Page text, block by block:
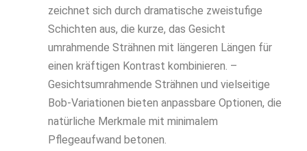
zeichnet sich durch dramatische zweistufige
Schichten aus, die kurze, das Gesicht
umrahmende Strähnen mit längeren Längen für
einen kräftigen Kontrast kombinieren. –
Gesichtsumrahmende Strähnen und vielseitige
Bob-Variationen bieten anpassbare Optionen, die
natürliche Merkmale mit minimalem
Pflegeaufwand betonen.